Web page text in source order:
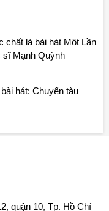
chất là bài hát Một Lần
sĩ Mạnh Quỳnh
hát: Chuyến tàu
quận 10, Tp. Hồ Chí